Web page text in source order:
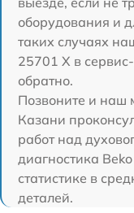
оборудования и
таких случаях
25701 X в
обратно.
Позвоните и наш
Казани
работ над
диагностика
статистике в
деталей.